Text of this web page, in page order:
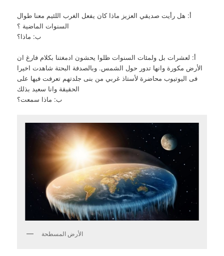
أ: هل رأيت صديقي العزيز ماذا كان يفعل الغرب اللئيم معنا طوال
السنوات الماضية ؟
ب: ماذا؟
أ: لعشرات بل ولمئات السنوات ظلوا يحشون ادمغتنا بكلام فارغ ان
الأرض مكورة وانها تدور حول الشمس. وبالصدفة البحتة شاهدت اخيرا
فى اليوتيوب محاضرة لأستاذ غربي من بنى جلدتهم تعرفت فيها على
الحقيقة وانا سعيد بذلك
ب: ماذا سمعت؟
الأرض المسطحة